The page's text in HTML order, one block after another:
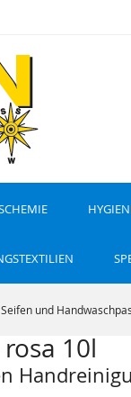
Seifen und
rosa 10l